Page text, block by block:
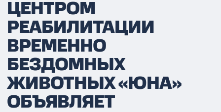
ЦЕНТРОМ
РЕАБИЛИТАЦИИ
ВРЕМЕННО
БЕЗДОМНЫХ
ЖИВОТНЫХ «ЮНА»
ОБЪЯВЛЯЕТ